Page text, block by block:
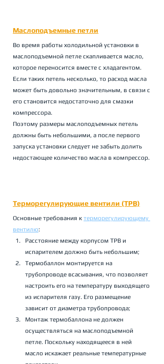
Маслоподъемные петли
Во время работы холодильной установки в
маслоподъемной петле скапливается масло,
которое переносится вместе с хладагентом.
Если таких петель несколько, то расход масла
может быть довольно значительным, в связи с
его становится недостаточно для смазки
компрессора.
Поэтому размеры маслоподъемных петель
должны быть небольшими, а после первого
запуска установки следует не забыть долить
недостающее количество масла в компрессор.
Терморегулирующие вентили (ТРВ)
Основные требования к терморегулирующему
вентилю:
Расстояние между корпусом ТРВ и
испарителем должно быть небольшим;
Термобаллон монтируется на
трубопроводе всасывания, что позволяет
настроить его на температуру выходящего
из испарителя газу. Его размещение
зависит от диаметра трубопровода;
Монтаж термобаллона не должен
осуществляться на маслоподъемной
петле. Поскольку находящееся в ней
масло искажает реальные температурные